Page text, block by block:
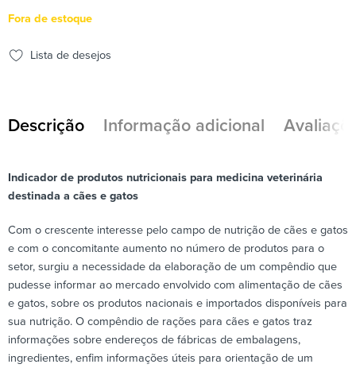
Fora de estoque
Lista de desejos
Descrição Informação adicional
Indicador de produtos nutricionais para medicina veterinária
destinada a cães e gatos
Com o crescente interesse pelo campo de nutrição de cães e gatos
e com o concomitante aumento no número de produtos para o
setor, surgiu a necessidade da elaboração de um compêndio que
pudesse informar ao mercado envolvido com alimentação de cães
e gatos, sobre os produtos nacionais e importados disponíveis para
sua nutrição. O compêndio de rações para cães e gatos traz
informações sobre endereços de fábricas de embalagens,
ingredientes, enfim informações úteis para orientação de um